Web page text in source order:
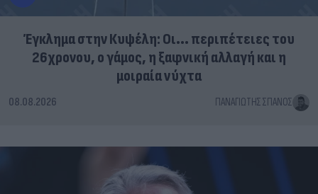
Έγκλημα στην Κυψέλη: Οι... περιπέτειες του
26χρονου, ο γάμος, η ξαφνική αλλαγή και η
μοιραία νύχτα
08.08.2026 ΠΑΝΑΓΙΏΤΗΣ ΣΠΑΝΌΣ